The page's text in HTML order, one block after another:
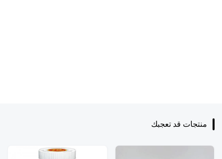
منتجات قد تعجبك